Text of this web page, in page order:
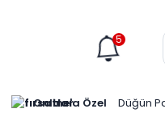
5
Online'a Özel Düğün